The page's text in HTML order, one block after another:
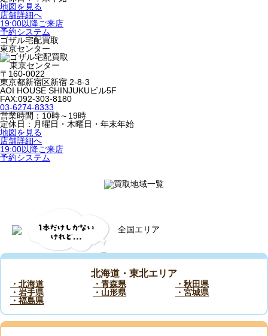
地図を見る
店舗詳細へ
19:00以降ご来店
予約システム
ゴザル宅配買取
東京センター
〒160-0022
東京都新宿区新宿 2-8-3
AOI HOUSE SHINJUKUビル5F
FAX:092-303-8180
03-6274-8333
営業時間：10時～19時
定休日：月曜日・木曜日・年末年始
地図を見る
店舗詳細へ
19:00以降ご来店
予約システム
北海道・東北エリア
・北海道 ・青森県
・秋田県
・岩手県
・山形県
・宮城県
・福島県